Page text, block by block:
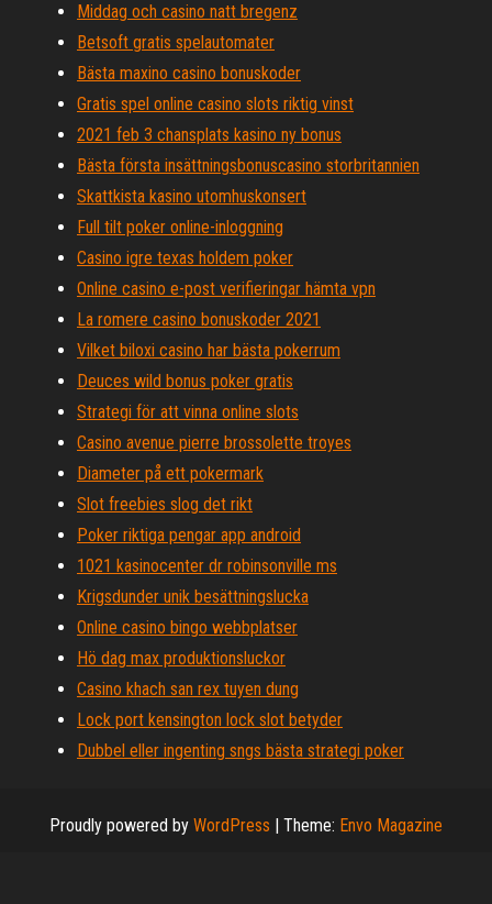
Middag och casino natt bregenz
Betsoft gratis spelautomater
Bästa maxino casino bonuskoder
Gratis spel online casino slots riktig vinst
2021 feb 3 chansplats kasino ny bonus
Bästa första insättningsbonuscasino storbritannien
Skattkista kasino utomhuskonsert
Full tilt poker online-inloggning
Casino igre texas holdem poker
Online casino e-post verifieringar hämta vpn
La romere casino bonuskoder 2021
Vilket biloxi casino har bästa pokerrum
Deuces wild bonus poker gratis
Strategi för att vinna online slots
Casino avenue pierre brossolette troyes
Diameter på ett pokermark
Slot freebies slog det rikt
Poker riktiga pengar app android
1021 kasinocenter dr robinsonville ms
Krigsdunder unik besättningslucka
Online casino bingo webbplatser
Hö dag max produktionsluckor
Casino khach san rex tuyen dung
Lock port kensington lock slot betyder
Dubbel eller ingenting sngs bästa strategi poker
Proudly powered by WordPress | Theme: Envo Magazine